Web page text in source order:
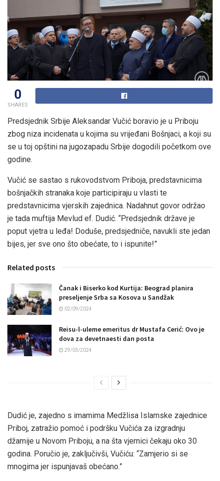
0
SHARES
Predsjednik Srbije Aleksandar Vučić boravio je u Priboju
zbog niza incidenata u kojima su vrijeđani Bošnjaci, a koji su
se u toj opštini na jugozapadu Srbije dogodili početkom ove
godine.
Vučić se sastao s rukovodstvom Priboja, predstavnicima
bošnjačkih stranaka koje participiraju u vlasti te
predstavnicima vjerskih zajednica. Nadahnut govor održao
je tada muftija Mevlud ef. Dudić. “Predsjednik države je
poput vjetra u leđa! Doduše, predsjedniče, navukli ste jedan
bijes, jer sve ono što obećate, to i ispunite!”
Related posts
Čanak i Biserko kod Kurtija: Beograd planira
preseljenje Srba sa Kosova u Sandžak
02/09/2024
Reisu-l-uleme emeritus dr Mustafa Cerić: Ovo je
dova za devetnaesti dan posta
29/03/2024
Dudić je, zajedno s imamima Medžlisa Islamske zajednice
Priboj, zatražio pomoć i podršku Vučića za izgradnju
džamije u Novom Priboju, a na šta vjernici čekaju oko 30
godina. Poručio je, zaključivši, Vučiću: “Zamjerio si se
mnogima jer ispunjavaš obećano.”